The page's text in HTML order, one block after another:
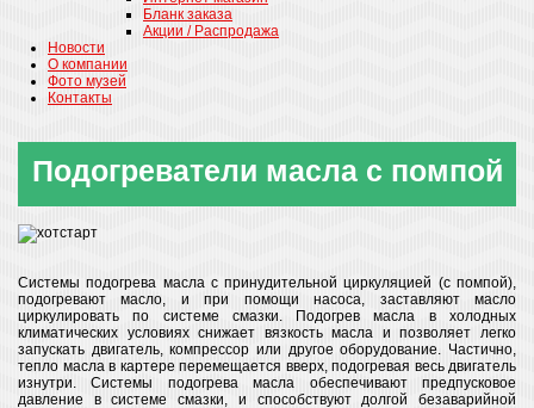
Бланк заказа
Акции / Распродажа
Новости
О компании
Фото музей
Контакты
Подогреватели масла с помпой
Системы подогрева масла c принудительной циркуляцией (с помпой),
подогревают масло, и при помощи насоса, заставляют масло
циркулировать по системе смазки. Подогрев масла в холодных
климатических условиях снижает вязкость масла и позволяет легко
запускать двигатель, компрессор или другое оборудование. Частично,
тепло масла в картере перемещается вверх, подогревая весь двигатель
изнутри. Системы подогрева масла обеспечивают предпусковое
давление в системе смазки, и способствуют долгой безаварийной